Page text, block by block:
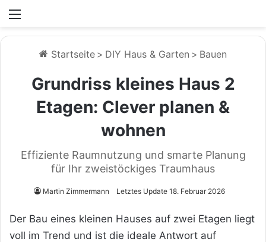
Startseite > DIY Haus & Garten > Bauen
Grundriss kleines Haus 2
Etagen: Clever planen &
wohnen
Effiziente Raumnutzung und smarte Planung
für Ihr zweistöckiges Traumhaus
Martin Zimmermann Letztes Update 18. Februar 2026
Der Bau eines kleinen Hauses auf zwei Etagen liegt
voll im Trend und ist die ideale Antwort auf